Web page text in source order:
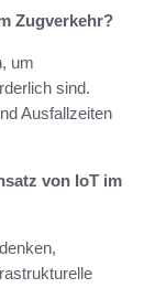
Zugverkehr?
um
sind.
Ausfallzeiten
von IoT im